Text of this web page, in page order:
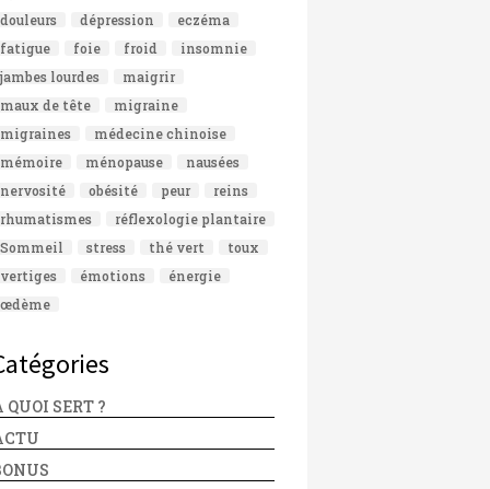
douleurs
dépression
eczéma
fatigue
foie froid
insomnie
jambes lourdes
maigrir
maux de tête
migraine
migraines
médecine chinoise
mémoire
ménopause
nausées
nervosité
obésité peur
reins
rhumatismes
réflexologie plantaire
Sommeil
stress thé vert
toux
vertiges
émotions
énergie
œdème
QUOI SERT ?